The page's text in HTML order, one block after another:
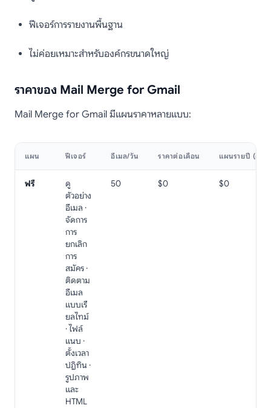
ฟีเจอร์การรายงานพื้นฐาน
ไม่ค่อยเหมาะสำหรับองค์กรขนาดใหญ่
ราคาของ Mail Merge for Gmail
Mail Merge for Gmail มีแผนราคาหลายแบบ:
แผน ฟีเจอร์ อีเมล/วัน ราคาต่อเดือน แผนรายปี (ต่อเ
ฟรี
ดู
ตัวอย่าง
อีเมล ·
จัดการ
การ
ยกเลิก
การ
สมัคร ·
ติดตาม
อีเมล
แบบเรี
ยลไทม์
· ไฟล์
แนบ ·
ตั้งเวลา
ปฏิทิน ·
รูปภาพ
และ
HTML
50 $0 $0